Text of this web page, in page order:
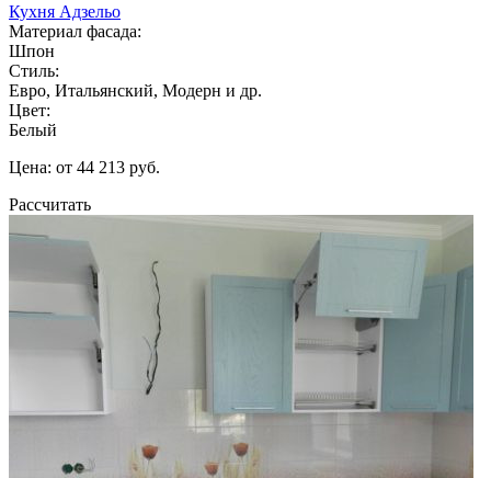
Кухня Адзельо
Материал фасада:
Шпон
Стиль:
Евро, Итальянский, Модерн и др.
Цвет:
Белый
Цена: от 44 213 руб.
Рассчитать